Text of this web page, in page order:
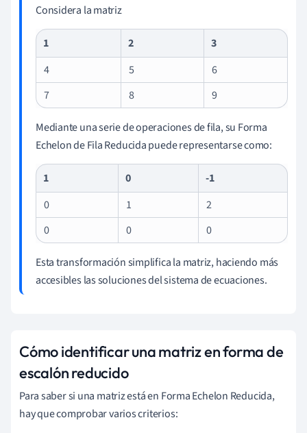
Considera la matriz
1 2
3
4
5
6
7
8 9
Mediante una serie de operaciones de fila, su Forma
Echelon de Fila Reducida puede representarse como:
1 0
-1
0
1
2
0
0 0
Esta transformación simplifica la matriz, haciendo más
accesibles las soluciones del sistema de ecuaciones.
Cómo identificar una matriz en forma de
escalón reducido
Para saber si una matriz está en Forma Echelon Reducida,
hay que comprobar varios criterios: